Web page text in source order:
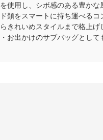
使用し、シボ感のある豊か
類をスマートに持ち運べる
きれいめスタイルまで格上
お出かけのサブバッグとし